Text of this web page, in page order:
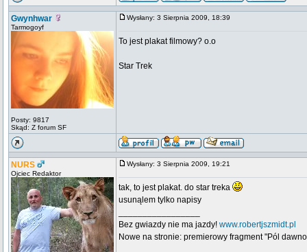
Gwynhwar
Tarmogoyf
Posty: 9817
Skąd: Z forum SF
Wysłany: 3 Sierpnia 2009, 18:39
To jest plakat filmowy? o.o
Star Trek
NURS
Ojciec Redaktor
Wysłany: 3 Sierpnia 2009, 19:21
tak, to jest plakat. do star treka
usunąlem tylko napisy
Bez gwiazdy nie ma jazdy! www.robertjszmidt.pl
Nowe na stronie: premierowy fragment "Pól